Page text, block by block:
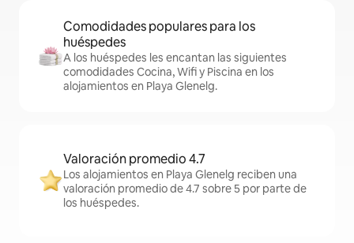
Comodidades populares para los
huéspedes
A los huéspedes les encantan las siguientes
comodidades Cocina, Wifi y Piscina en los
alojamientos en Playa Glenelg.
Valoración promedio 4.7
Los alojamientos en Playa Glenelg reciben una
valoración promedio de 4.7 sobre 5 por parte de
los huéspedes.